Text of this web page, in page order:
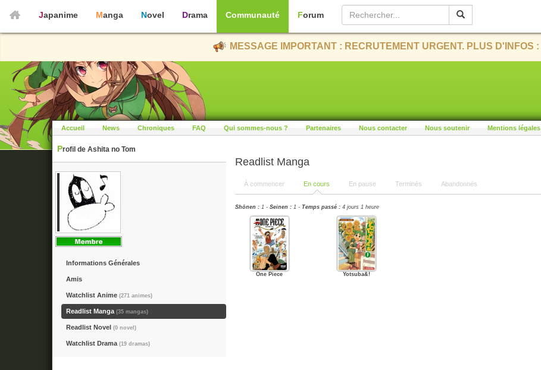
Japanime Manga Novel Drama Communauté Forum
MESSAGE IMPORTANT : RECRUTEMENT URGENT. PLUS D'INFOS :
Accueil News Chroniques FAQ Qui sommes-nous ? Partenaires Nous contacter Nous soutenir Mentions légales
Profil de Ashita no Tom
Informations Générales
Amis
Watchlist Anime (271 animes)
Readlist Manga (35 mangas)
Readlist Novel (0 novel)
Watchlist Drama (19 dramas)
Readlist Manga
À commencer En cours En pause Terminés Abandonnés
Shōnen : 1 - Seinen : 1 - Temps passé : 4 jours 1 heure
One Piece Yotsuba&!